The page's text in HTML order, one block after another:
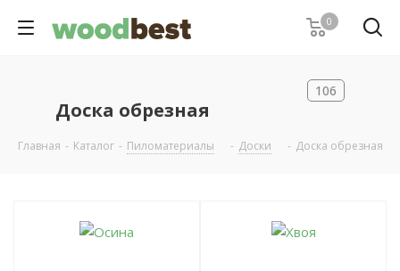
0
Доска обрезная
106
Главная - Каталог - Пиломатериалы - Доски - Доска обрезная